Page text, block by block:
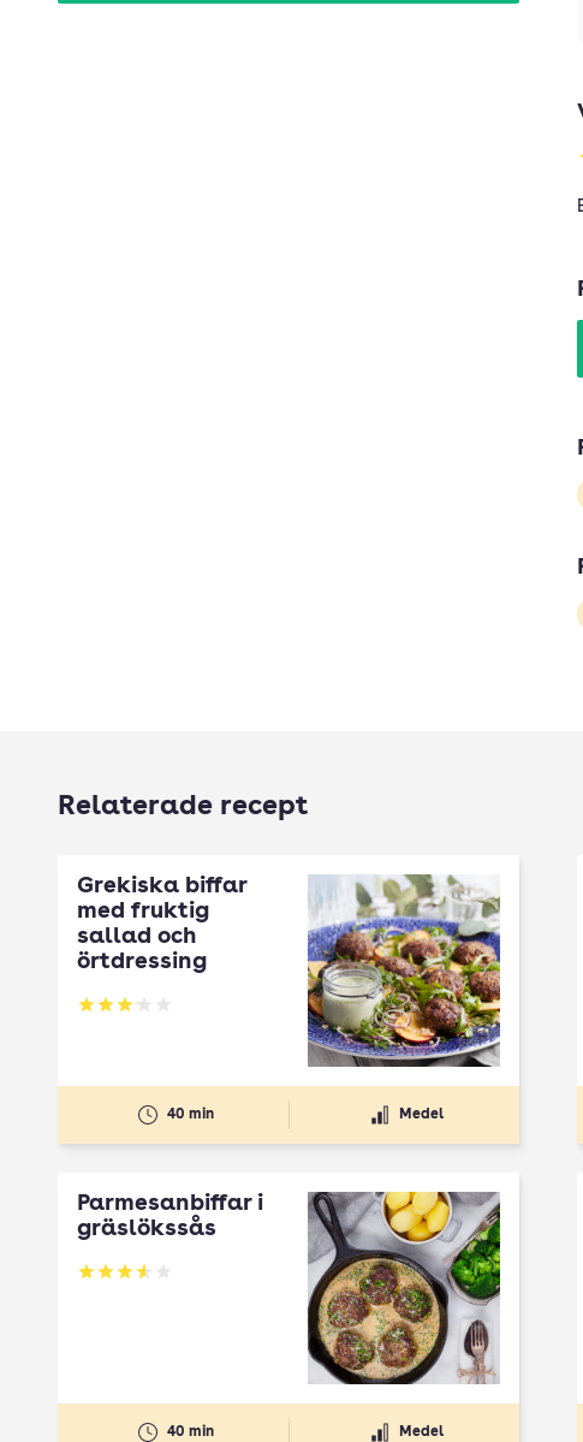
Relaterade recept
Grekiska biffar
med fruktig
sallad och
örtdressing
Betyg: 3.12 av 5
40 min Medel
Parmesanbiffar i
gräslökssås
Betyg: 3.59 av 5
40 min Medel